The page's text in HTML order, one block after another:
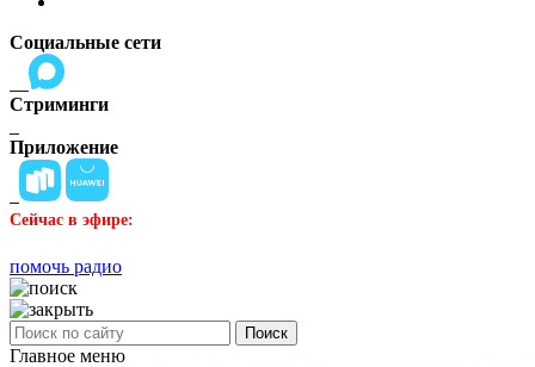
Социальные сети
Стриминги
Приложение
Сейчас в эфире:
помочь радио
Поиск
Главное меню